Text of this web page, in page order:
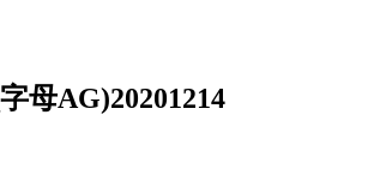
母AG)20201214